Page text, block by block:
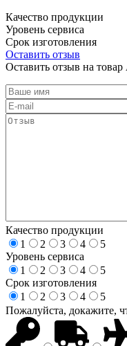
Качество продукции
Уровень сервиса
Срок изготовления
Оставить отзыв
Оставить отзыв на
Качество продукции
1
2 3 4
5
Уровень сервиса
1
2 3 4
5
Срок изготовления
1
2 3 4
5
Пожалуйста, докажите,